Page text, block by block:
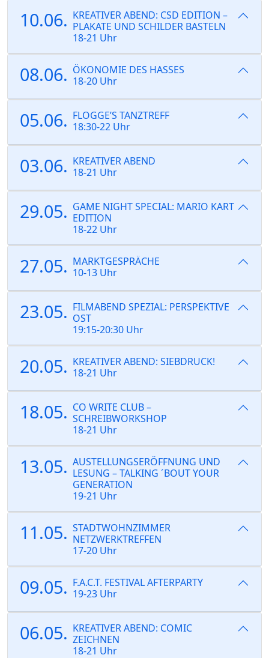
10.06. KREATIVER ABEND: CSD EDITION –
PLAKATE UND SCHILDER BASTELN
18-21 Uhr
08.06. ÖKONOMIE DES HASSES
18-20 Uhr
05.06. FLOGGE’S TANZTREFF
18:30-22 Uhr
03.06. KREATIVER ABEND
18-21 Uhr
29.05. GAME NIGHT SPECIAL: MARIO KART
EDITION
18-22 Uhr
27.05. MARKTGESPRÄCHE
10-13 Uhr
23.05. FILMABEND SPEZIAL: PERSPEKTIVE
OST
19:15-20:30 Uhr
20.05. KREATIVER ABEND: SIEBDRUCK!
18-21 Uhr
18.05. CO WRITE CLUB –
SCHREIBWORKSHOP
18-21 Uhr
13.05. AUSTELLUNGSERÖFFNUNG UND
LESUNG – TALKING ´BOUT YOUR
GENERATION
19-21 Uhr
11.05. STADTWOHNZIMMER
NETZWERKTREFFEN
17-20 Uhr
09.05. F.A.C.T. FESTIVAL AFTERPARTY
19-23 Uhr
06.05. KREATIVER ABEND: COMIC
ZEICHNEN
18-21 Uhr